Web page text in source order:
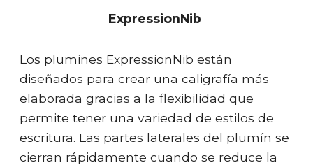
ExpressionNib
Los plumines ExpressionNib están
diseñados para crear una caligrafía más
elaborada gracias a la flexibilidad que
permite tener una variedad de estilos de
escritura. Las partes laterales del plumín se
cierran rápidamente cuando se reduce la